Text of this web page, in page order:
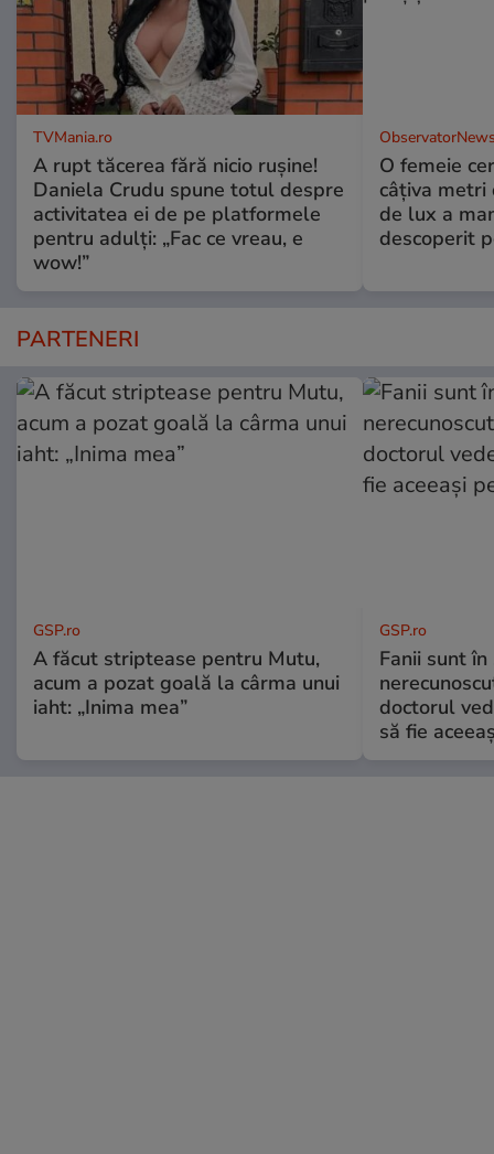
TVMania.ro
A rupt tăcerea fără nicio rușine!
Daniela Crudu spune totul despre
activitatea ei de pe platformele
pentru adulți: „Fac ce vreau, e
wow!”
O femeie
câţiva metri
de lux a
descoperit
PARTENERI
GSP.ro
A făcut striptease pentru Mutu,
acum a pozat goală la cârma unui
iaht: „Inima mea”
GSP.ro
Fanii sunt în
doctorul
să fie